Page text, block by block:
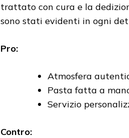
trattato con cura e la
sono stati evidenti in ogni
Pro:
Atmosfera
Pasta fatta a
Servizio
Contro: